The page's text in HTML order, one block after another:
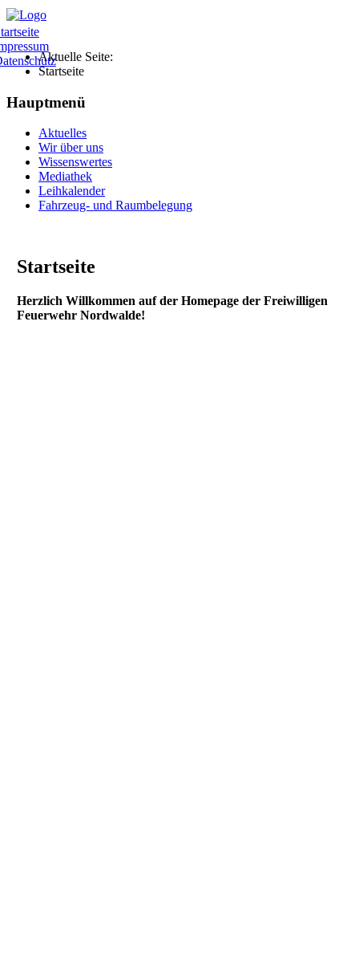
Aktuelle Seite:
Startseite
Hauptmenü
Aktuelles
Wir über uns
Wissenswertes
Mediathek
Leihkalender
Fahrzeug- und Raumbelegung
Startseite
Herzlich Willkommen auf der Homepage der Freiwilligen
Feuerwehr Nordwalde!